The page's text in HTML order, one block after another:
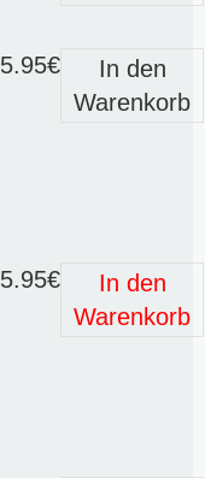
In den
Warenkorb
In den
Warenkorb